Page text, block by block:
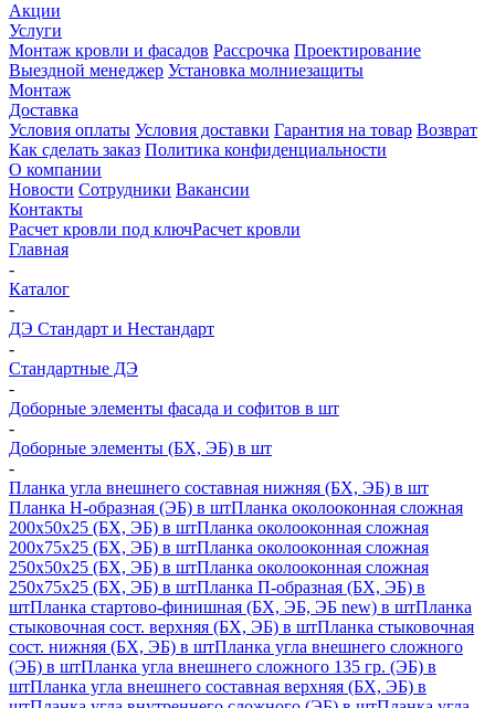
Акции
Услуги
Монтаж кровли и фасадов Рассрочка Проектирование
Выездной менеджер Установка молниезащиты
Монтаж
Доставка
Условия оплаты Условия доставки Гарантия на товар Возврат
Как сделать заказ Политика конфиденциальности
О компании
Новости Сотрудники Вакансии
Контакты
Расчет кровли под ключРасчет кровли
Главная
-
Каталог
-
ДЭ Стандарт и Нестандарт
-
Стандартные ДЭ
-
Доборные элементы фасада и софитов в шт
-
Доборные элементы (БХ, ЭБ) в шт
-
Планка угла внешнего составная нижняя (БХ, ЭБ) в шт
Планка H-образная (ЭБ) в штПланка околооконная сложная
200х50х25 (БХ, ЭБ) в штПланка околооконная сложная
200х75х25 (БХ, ЭБ) в штПланка околооконная сложная
250х50х25 (БХ, ЭБ) в штПланка околооконная сложная
250х75х25 (БХ, ЭБ) в штПланка П-образная (БХ, ЭБ) в
штПланка стартово-финишная (БХ, ЭБ, ЭБ new) в штПланка
стыковочная сост. верхняя (БХ, ЭБ) в штПланка стыковочная
сост. нижняя (БХ, ЭБ) в штПланка угла внешнего сложного
(ЭБ) в штПланка угла внешнего сложного 135 гр. (ЭБ) в
штПланка угла внешнего составная верхняя (БХ, ЭБ) в